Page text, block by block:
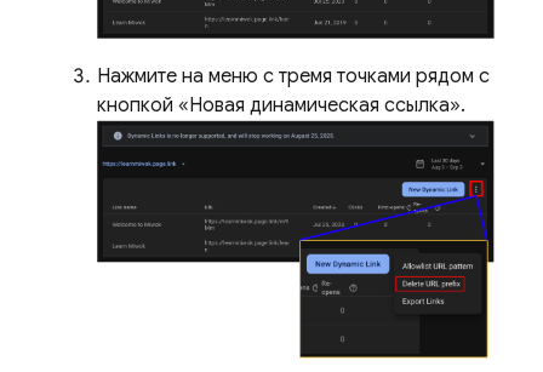
Нажмите на меню с тремя точками рядом с
кнопкой «Новая динамическая ссылка».